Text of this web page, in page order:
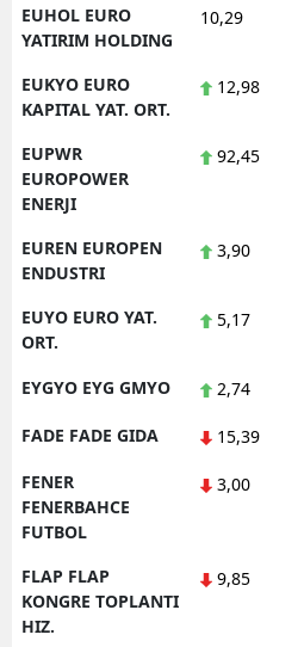
EUHOL EURO
YATIRIM HOLDING
10,29
EUKYO EURO
KAPITAL YAT. ORT.
12,98
EUPWR
EUROPOWER
ENERJI
92,45
EUREN EUROPEN
ENDUSTRI
3,90
EUYO EURO YAT.
ORT.
5,17
EYGYO EYG GMYO 2,74
FADE FADE GIDA 15,39
FENER
FENERBAHCE
FUTBOL
3,00
FLAP FLAP
KONGRE TOPLANTI
HIZ.
9,85